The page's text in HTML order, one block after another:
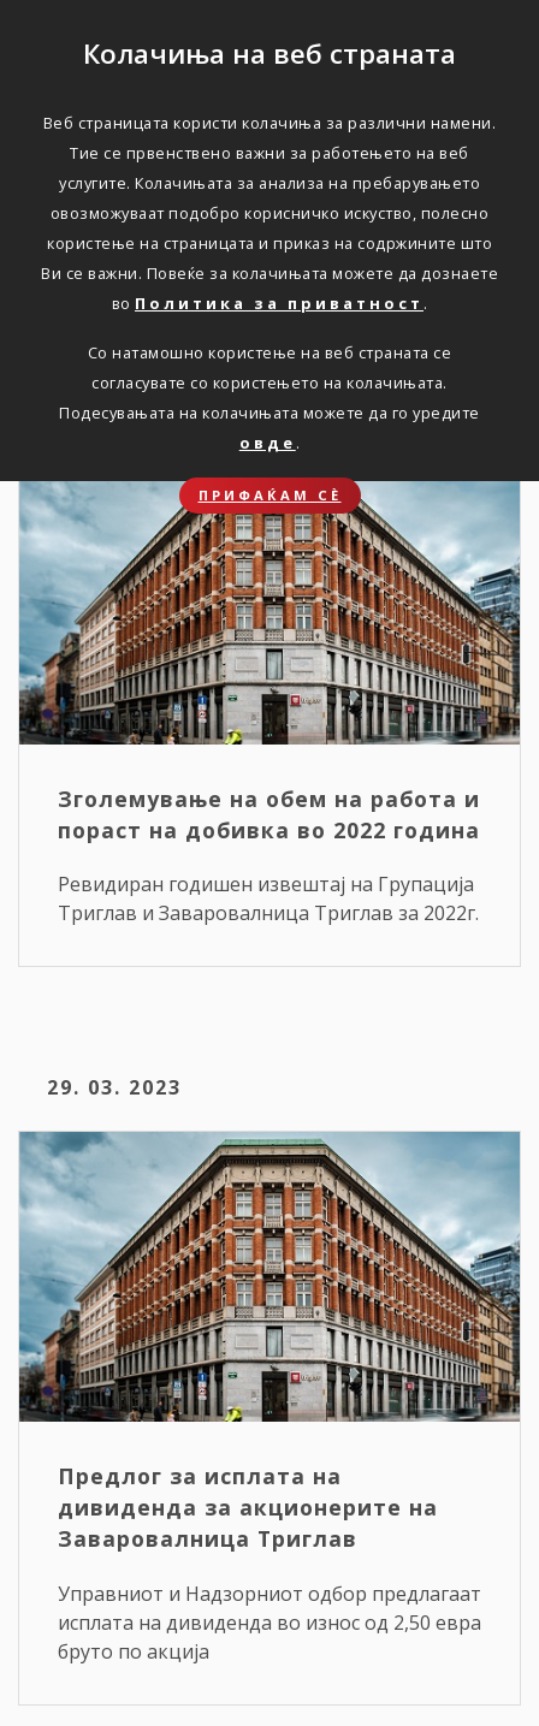
Колачиња на веб страната
Веб страницата користи колачиња за различни намени.
Тие се првенствено важни за работењето на веб
услугите. Колачињата за анализа на пребарувањето
овозможуваат подобро корисничко искуство, полесно
користење на страницата и приказ на содржините што
Ви се важни. Повеќе за колачињата можете да дознаете
во Политика за приватност .
Со натамошно користење на веб страната се
согласувате со користењето на колачињата.
Подесувањата на колачињата можете да го уредите
овде .
ПРИФАЌАМ СЀ
НОВОСТИ
Актуелно
Новости
31. 03. 2023
Зголемување на обем на работа и
пораст на добивка во 2022 година
Ревидиран годишен извештај на Групација
Триглав и Заваровалница Триглав за 2022г.
29. 03. 2023
Предлог за исплата на
дивиденда за акционерите на
Заваровалница Триглав
Управниот и Надзорниот одбор предлагаат
исплата на дивиденда во износ од 2,50 евра
бруто по акција